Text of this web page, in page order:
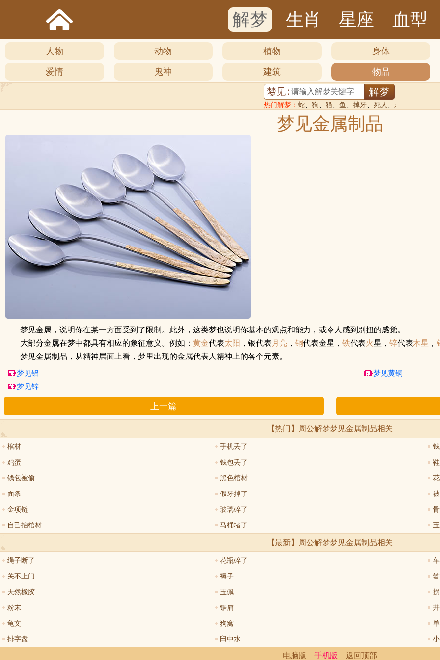
解梦 生肖 星座 血型
人物 动物 植物 身体
爱情 鬼神 建筑 物品
热门解梦： 蛇、 狗、 猫、 鱼 、 掉牙、 死人 、 杀人
梦见金属制品
梦见金属，说明你在某一方面受到了限制。此外，这类梦也说明你基本的观点和能力，或令人感到别扭的感觉。
大部分金属在梦中都具有相应的象征意义。例如： 黄金代表太阳 ，银代表 月亮 ， 铜代表金星， 铁代表火星， 锌代表木星 ，
梦见金属制品，从精神层面上看，梦里出现的金属代表人精神上的各个元素。
梦见铝
梦见黄铜
梦见锌
上一篇
【热门】周公解梦梦见金属制品相关
棺材 手机丢了 钱
鸡蛋 钱包丢了 鞋
钱包被偷 黑色棺材
面条 假牙掉了
金项链 玻璃碎了
自己抬棺材 马桶堵了
【最新】周公解梦梦见金属制品相关
绳子断了 花瓶碎了
关不上门 褥子
天然橡胶 玉佩
粉末 锯屑
龟文 狗窝
排字盘 臼中水
电脑版 · 手机版 · 返回顶部